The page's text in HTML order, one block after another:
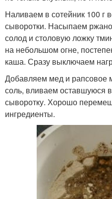
Наливаем в сотейник 100 г
сыворотки. Насыпаем
солод и столовую ложку
на небольшом огне,
каша. Сразу выключаем
Добавляем мед и
соль, вливаем оставшуюся
сыворотку. Хорошо
ингредиенты.